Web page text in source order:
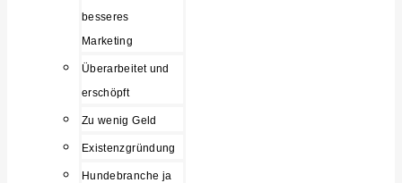
besseres
Marketing
Überarbeitet und
erschöpft
Zu wenig Geld
Existenzgründung
Hundebranche ja